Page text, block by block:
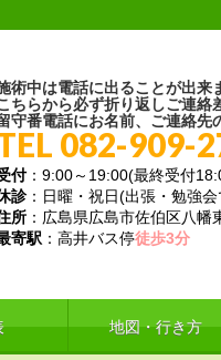
術中は電話に出ることが出来
ちらから必ず折り返しご連絡
守番電話にお名前、ご連絡先
082-909-
付：9:00～19:00(最終受付
診：日曜・祝日(出張・勉強
所 ：広島県広島市佐伯区八幡
寄駅 ：高井バス停徒歩3分
地図・行き方